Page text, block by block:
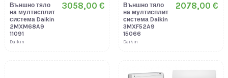
Външно тяло
на мултисплит
система Daikin
2MXM68A9
11091
Daikin
3058,00 €
Външно тяло
на мултисплит
система Daikin
3MXF52A9
15066
Daikin
2078,00 €